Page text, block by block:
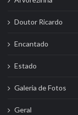
Doutor Ricardo
Encantado
Estado
Galeria de Fotos
Geral